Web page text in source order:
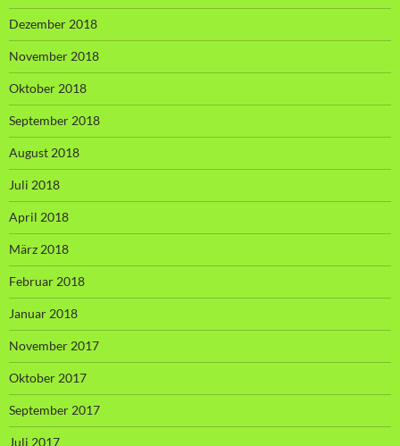
Dezember 2018
November 2018
Oktober 2018
September 2018
August 2018
Juli 2018
April 2018
März 2018
Februar 2018
Januar 2018
November 2017
Oktober 2017
September 2017
Juli 2017